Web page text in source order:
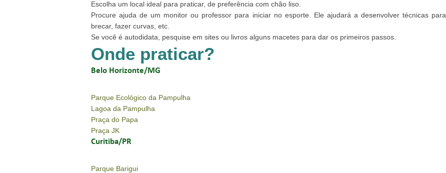
Escolha um local ideal para praticar, de preferência com chão liso.
Procure ajuda de um monitor ou professor para iniciar no esporte. Ele ajudará a desenvolver técnicas para
brecar, fazer curvas, etc.
Se você é autodidata, pesquise em sites ou livros alguns macetes para dar os primeiros passos.
Onde praticar?
Belo Horizonte/MG
Parque Ecológico da Pampulha
Lagoa da Pampulha
Praça do Papa
Praça JK
Curitiba/PR
Parque Barigui